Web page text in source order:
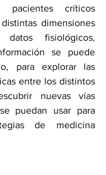
pacientes críticos
dimensiones
datos fisiológicos,
se puede
para explorar las
entre los distintos
nuevas vías
puedan usar para
de medicina